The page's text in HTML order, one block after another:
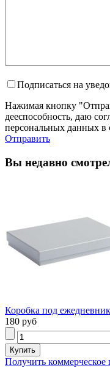
Подписаться на
Нажимая кнопку
дееспособность, даю
персональных данных в
Отправить
Вы недавно
Коробка под
180 руб
Получить коммерческое